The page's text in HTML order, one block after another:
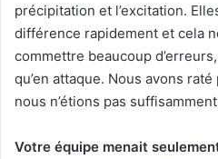
précipitation et l’excitation.
différence rapidement et cela
commettre beaucoup
qu’en attaque. Nous avons
nous n’étions pas
Votre équipe menait